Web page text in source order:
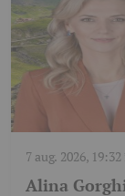
7 aug. 2026, 19:32
Alina